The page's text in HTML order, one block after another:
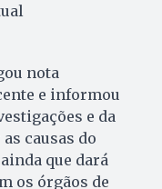
nota
e informou
e da
causas do
que dará
os órgãos de